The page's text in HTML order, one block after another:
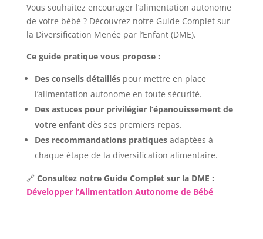
Vous souhaitez encourager l’alimentation autonome
de votre bébé ? Découvrez notre Guide Complet sur
la Diversification Menée par l’Enfant (DME).
Ce guide pratique vous propose :
Des conseils détailléspour mettre en place
l’alimentation autonome en toute sécurité.
Des astuces pour privilégier l’épanouissement de
votre enfantdès ses premiers repas.
Des recommandations pratiquesadaptées à
chaque étape de la diversification alimentaire.
🔗 Consultez notre Guide Complet sur la DME :
Développer l’Alimentation Autonome de Bébé